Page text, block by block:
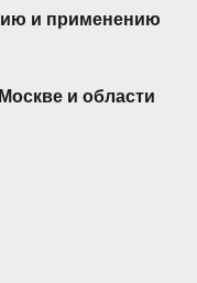
и применению
и области